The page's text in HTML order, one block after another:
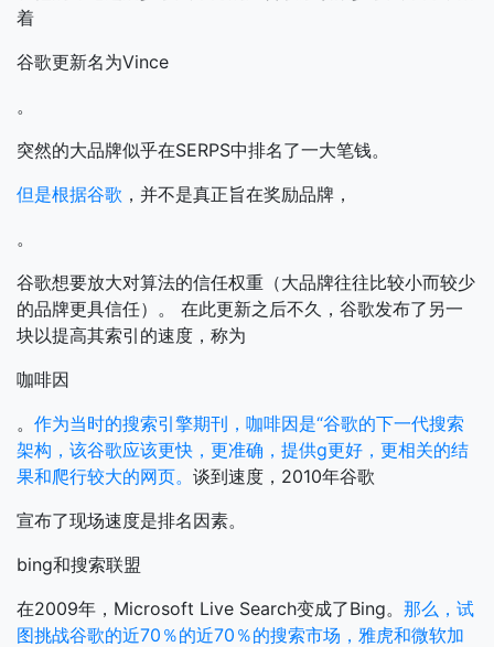
着
谷歌更新名为Vince
。
突然的大品牌似乎在SERPS中排名了一大笔钱。
但是根据谷歌 ，并不是真正旨在奖励品牌，
。
谷歌想要放大对算法的信任权重（大品牌往往比较小而较少
的品牌更具信任）。
在此更新之后不久，谷歌发布了另一
块以提高其索引的速度，称为
咖啡因
。 作为当时的搜索引擎期刊，咖啡因是“谷歌的下一代搜索
架构，该谷歌应该更快，更准确，提供g更好，更相关的结
果和爬行较大的网页。 谈到速度，2010年谷歌
宣布了现场速度是排名因素。
bing和搜索联盟
在2009年，Microsoft Live Search变成了Bing。 那么，试
图挑战谷歌的近70％的近70％的搜索市场，雅虎和微软加